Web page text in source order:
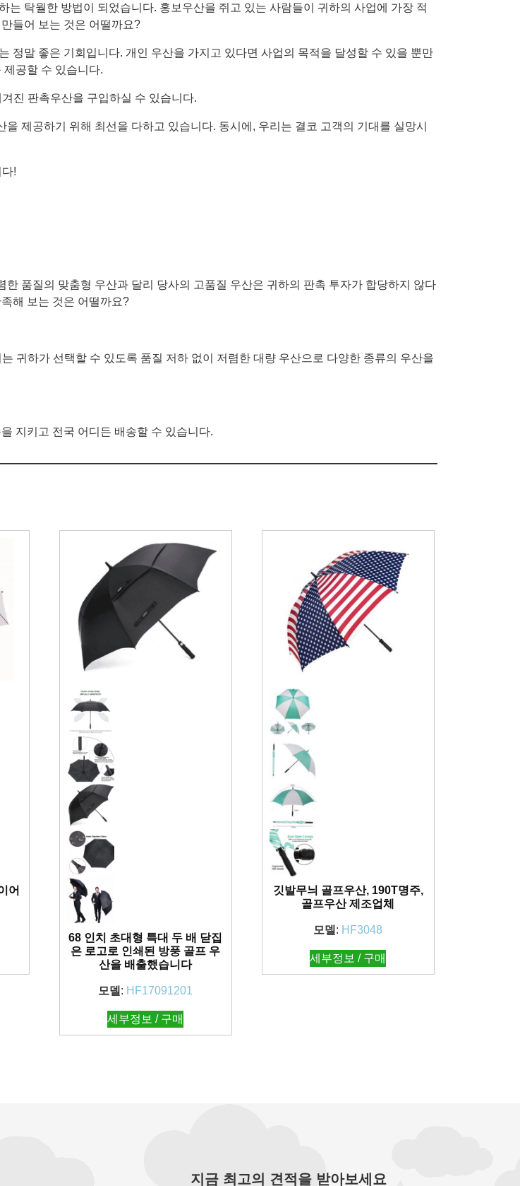
탁월한 방법이 되었습니다. 홍보우산을 쥐고 있는 사람들이 귀하의 사업에 가장 적
들어 보는 것은 어떨까요?
정말 좋은 기회입니다. 개인 우산을 가지고 있다면 사업의 목적을 달성할 수 있을 뿐만
공할 수 있습니다.
진 판촉우산을 구입하실 수 있습니다.
제공하기 위해 최선을 다하고 있습니다. 동시에, 우리는 결코 고객의 기대를 실망시
!
품질의 맞춤형 우산과 달리 당사의 고품질 우산은 귀하의 판촉 투자가 합당하지 않다
해 보는 것은 어떨까요?
귀하가 선택할 수 있도록 품질 저하 없이 저렴한 대량 우산으로 다양한 종류의 우산을
지키고 전국 어디든 배송할 수 있습니다.
어
68 인치 초대형 특대 두 배 닫집
은 로고로 인쇄된 방풍 골프 우
산을 배출했습니다
모델 : HF17091201
세부정보 / 구매
깃발무늬 골프우산, 190T명주,
골프우산 제조업체
모델 : HF3048
세부정보 / 구매
지금 최고의 견적을 받아보세요